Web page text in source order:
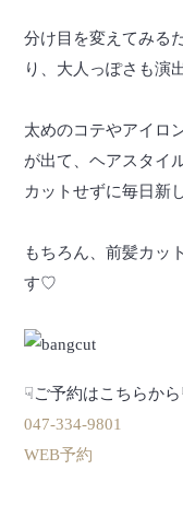
分け目を変えてみる
り、大人っぽさも演
太めのコテやアイロ
が出て、ヘアスタイ
カットせずに毎日新
もちろん、前髪カッ
す♡
☟ご予約はこちらか
047-334-9801
WEB予約